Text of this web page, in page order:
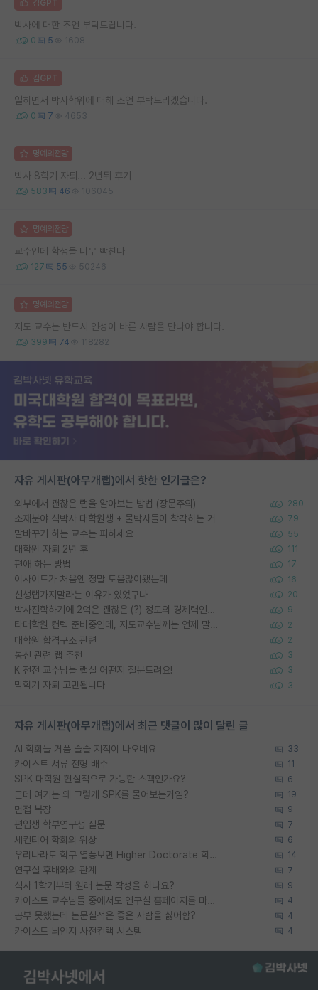
김GPT
박사에 대한 조언 부탁드립니다.
0 5 1608
김GPT
일하면서 박사학위에 대해 조언 부탁드리겠습니다.
0 7 4653
명예의전당
박사 8학기 자퇴... 2년뒤 후기
583 46 106045
명예의전당
교수인데 학생들 너무 빡친다
127 55 50246
명예의전당
지도 교수는 반드시 인성이 바른 사람을 만나야 합니다.
399 74 118282
자유 게시판(아무개랩)에서 핫한 인기글은?
외부에서 괜찮은 랩을 알아보는 방법 (장문주의) 280
소재분야 석박사 대학원생 + 물박사들이 착각하는 거 79
말바꾸기 하는 교수는 피하세요 55
대학원 자퇴 2년 후 111
편애 하는 방법 17
이사이트가 처음엔 정말 도움많이됐는데 16
신생랩가지말라는 이유가 있었구나 20
박사진학하기에 2억은 괜찮은 (?) 정도의 경제력인가요 9
타대학원 컨텍 준비중인데, 지도교수님께는 언제 말씀드려야 할까요? 2
대학원 합격구조 관련 2
통신 관련 랩 추천 3
K 전전 교수님들 랩실 어떤지 질문드려요! 3
막학기 자퇴 고민됩니다 3
자유 게시판(아무개랩)에서 최근 댓글이 많이 달린 글
AI 학회들 거품 슬슬 지적이 나오네요 33
카이스트 서류 전형 배수 11
SPK 대학원 현실적으로 가능한 스펙인가요? 6
근데 여기는 왜 그렇게 SPK를 물어보는거임? 19
면접 복장 9
편입생 학부연구생 질문 7
세컨티어 학회의 위상 6
우리나라도 학구 열풍보면 Higher Doctorate 학위가 필요하다고 봅니다. 14
연구실 후배와의 관계 7
석사 1학기부터 원래 논문 작성을 하나요? 9
카이스트 교수님들 중에서도 연구실 홈페이지를 마련 안 하신 분들이 계시던데 4
공부 못했는데 논문실적은 좋은 사람을 싫어함? 4
카이스트 뇌인지 사전컨택 시스템 4